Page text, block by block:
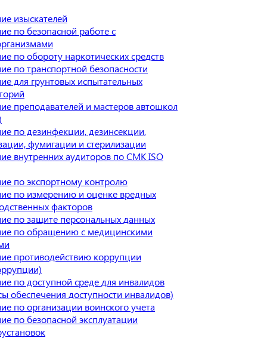
изыскателей
по безопасной работе с
по обороту наркотических средств
по транспортной безопасности
для грунтовых испытательных
преподавателей и мастеров автошкол
по дезинфекции, дезинсекции,
фумигации и стерилизации
внутренних аудиторов по СМК ISO
по экспортному контролю
по измерению и оценке вредных
факторов
по защите персональных данных
по обращению с медицинскими
противодействию коррупции
по доступной среде для инвалидов
обеспечения доступности инвалидов)
по организации воинского учета
по безопасной эксплуатации